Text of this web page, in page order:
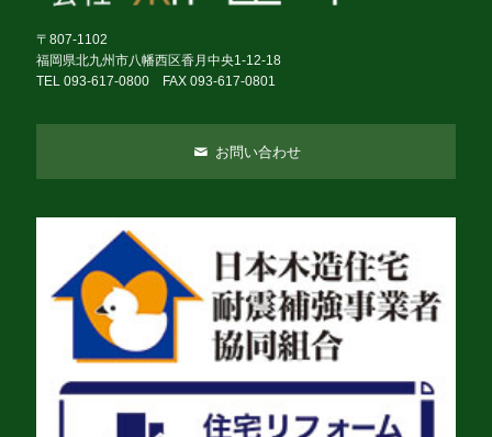
〒807-1102
福岡県北九州市八幡西区香月中央1-12-18
TEL 093-617-0800 FAX 093-617-0801
お問い合わせ